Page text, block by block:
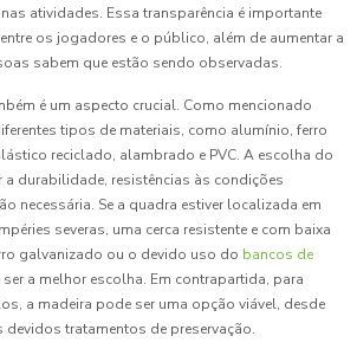
atividades. Essa transparência é importante
os jogadores e o público, além de aumentar a
sabem que estão sendo observadas.
é um aspecto crucial. Como mencionado
tipos de materiais, como alumínio, ferro
reciclado, alambrado e PVC. A escolha do
a durabilidade, resistências às condições
necessária. Se a quadra estiver localizada em
severas, uma cerca resistente e com baixa
galvanizado ou o devido uso do bancos de
ser a melhor escolha. Em contrapartida, para
a madeira pode ser uma opção viável, desde
tratamentos de preservação.